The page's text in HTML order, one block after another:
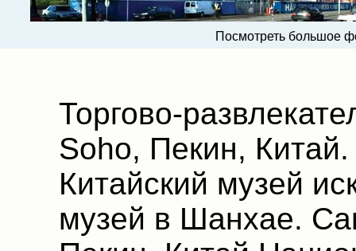
Посмотреть большое
Торгово-
Soho, Пекин,
Китайский музей
музей в Шанхае.